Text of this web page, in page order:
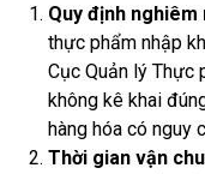
Quy định nghiêm
thực phẩm nhập
Cục Quản lý Thực
không kê khai
hàng hóa có nguy
Thời gian vận